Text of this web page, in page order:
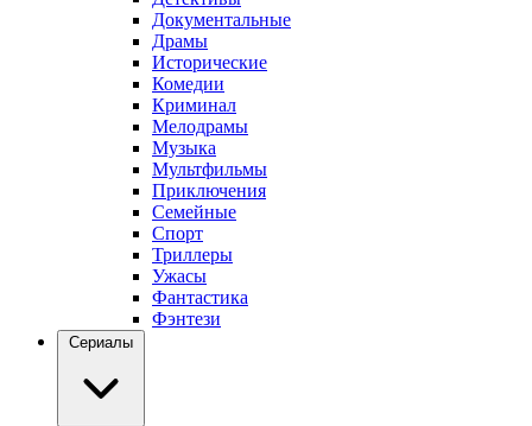
Документальные
Драмы
Исторические
Комедии
Криминал
Мелодрамы
Музыка
Мультфильмы
Приключения
Семейные
Спорт
Триллеры
Ужасы
Фантастика
Фэнтези
Сериалы